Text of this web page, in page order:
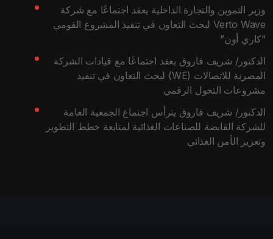
وزير التموين والتجارة الداخلية يعقد اجتماعًا مع شركة
Verto Wave لبحث التعاون في تنفيذ المشروع القومي
“كاري أون”
الدكتور/ شريف فاروق يعقد اجتماعًا مع قيادات الشركة
المصرية للاتصالات (WE) لبحث التعاون في تنفيذ
مشروعات التحول الرقمي
الدكتور/ شريف فاروق يترأس اجتماع الجمعية العامة
للشركة القابضة للصناعات الغذائية لمتابعة خطط التطوير
وتعزيز الأمن الغذائي